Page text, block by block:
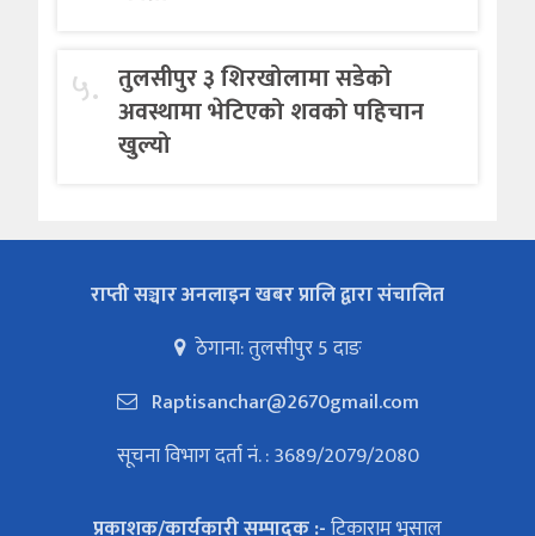
५. तुलसीपुर ३ शिरखोलामा सडेको
अवस्थामा भेटिएको शवको पहिचान
खुल्यो
राप्ती सञ्चार अनलाइन खबर प्रालि द्वारा संचालित
ठेगाना: तुलसीपुर 5 दाङ
Raptisanchar@2670gmail.com
सूचना विभाग दर्ता नं. : 3689/2079/2080
प्रकाशक/कार्यकारी सम्पादक :-टिकाराम भुसाल